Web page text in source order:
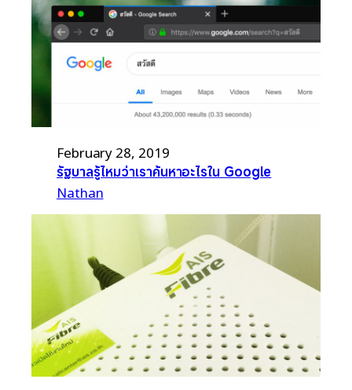
February 28, 2019
รัฐบาลรู้ไหมว่าเราค้นหาอะไรใน Google
Nathan